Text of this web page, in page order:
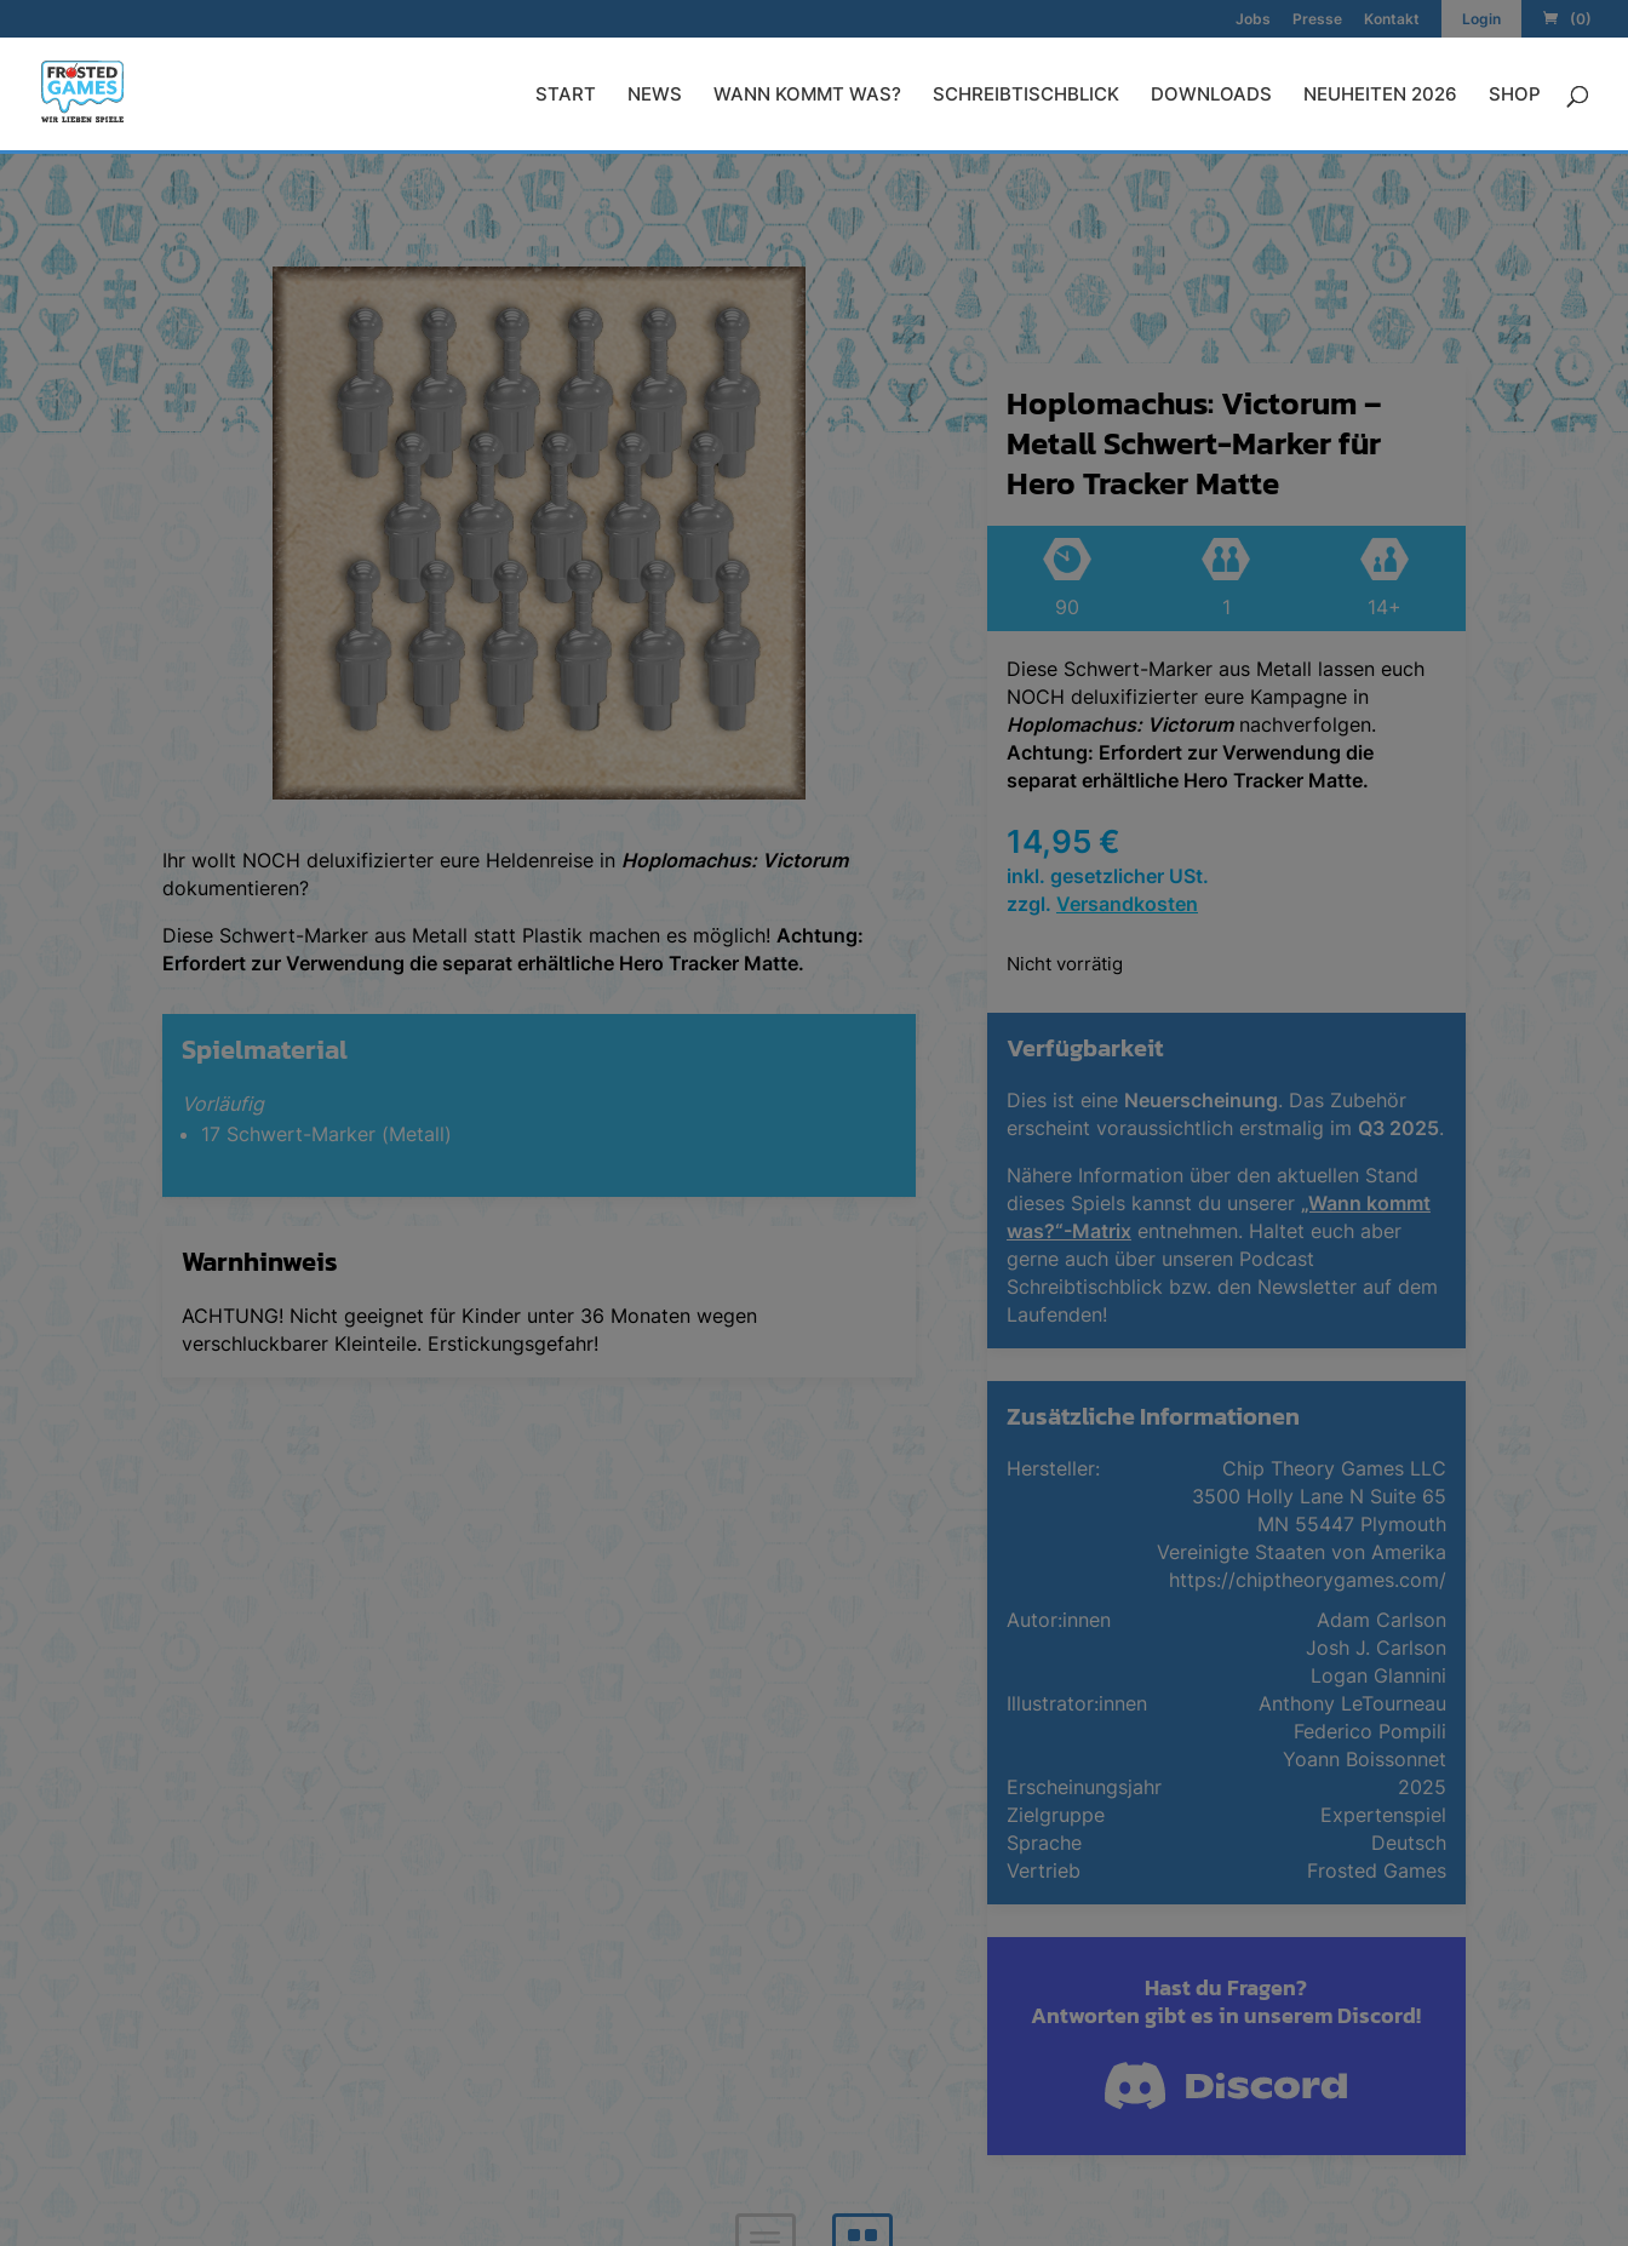
Jobs Presse Kontakt Login (0)
START NEWS WANN KOMMT WAS? SCHREIBTISCHBLICK DOWNLOADS NEUHEITEN 2026 SHOP
Ihr wollt NOCH deluxifizierter eure Heldenreise in Hoplomachus: Victorum
dokumentieren?
Diese Schwert-Marker aus Metall statt Plastik machen es möglich!Achtung:
Erfordert zur Verwendung die separat erhältliche Hero Tracker Matte.
Spielmaterial
Vorläufig
17 Schwert-Marker (Metall)
Warnhinweis
ACHTUNG! Nicht geeignet für Kinder unter 36 Monaten wegen
verschluckbarer Kleinteile. Erstickungsgefahr!
Hoplomachus: Victorum –
Metall Schwert-Marker für
Hero Tracker Matte
90 1 14+
Diese Schwert-Marker aus Metall lassen euch
NOCH deluxifizierter eure Kampagne in
Hoplomachus: Victorumnachverfolgen.
Achtung: Erfordert zur Verwendung die
separat erhältliche Hero Tracker Matte.
14,95 €
inkl. gesetzlicher USt.
zzgl. Versandkosten
Nicht vorrätig
Verfügbarkeit
Dies ist eine Neuerscheinung. Das Zubehör
erscheint voraussichtlich erstmalig im Q3 2025.
Nähere Information über den aktuellen Stand
dieses Spiels kannst du unserer „Wann kommt
was?“-Matrix entnehmen. Haltet euch aber
gerne auch über unseren Podcast
Schreibtischblick bzw. den Newsletter auf dem
Laufenden!
Zusätzliche Informationen
Hersteller:
Chip Theory Games LLC
3500 Holly Lane N Suite 65
MN 55447 Plymouth
Vereinigte Staaten von Amerika
https://chiptheorygames.com/
Autor:innen
Adam Carlson
Josh J. Carlson
Logan Glannini
Illustrator:innen
Anthony LeTourneau
Federico Pompili
Yoann Boissonnet
Erscheinungsjahr
2025
Zielgruppe
Expertenspiel
Sprache
Deutsch
Vertrieb
Frosted Games
Hast du Fragen?
Antworten gibt es in unserem Discord!